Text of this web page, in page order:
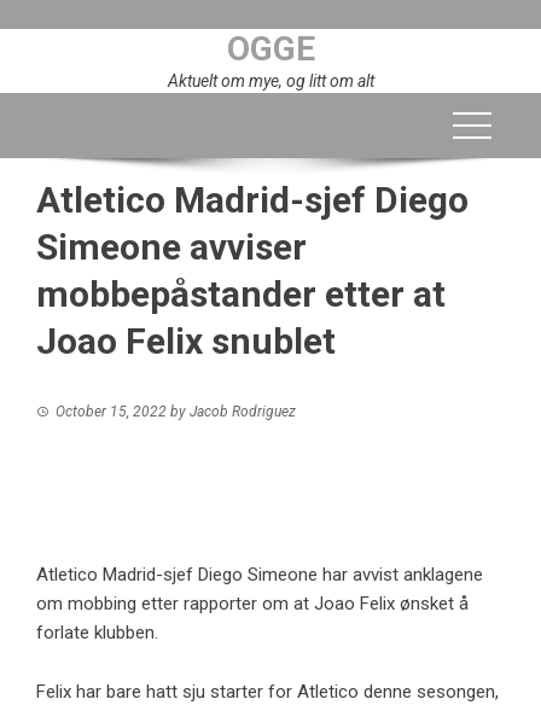
OGGE
Aktuelt om mye, og litt om alt
Atletico Madrid-sjef Diego
Simeone avviser
mobbepåstander etter at
Joao Felix snublet
October 15, 2022 by Jacob Rodriguez
Atletico Madrid-sjef Diego Simeone har avvist anklagene
om mobbing etter rapporter om at Joao Felix ønsket å
forlate klubben.
Felix har bare hatt sju starter for Atletico denne sesongen,